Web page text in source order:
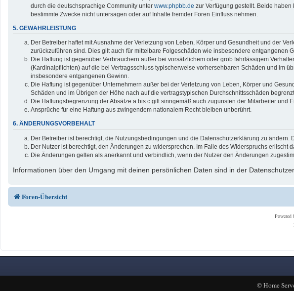
durch die deutschsprachige Community unter www.phpbb.de zur Verfügung gestellt. Beide
bestimmte Zwecke nicht untersagen oder auf Inhalte fremder Foren Einfluss nehmen.
5. GEWÄHRLEISTUNG
Der Betreiber haftet mit Ausnahme der Verletzung von Leben, Körper und Gesundheit und der
zurückzuführen sind. Dies gilt auch für mittelbare Folgeschäden wie insbesondere entgangenen
Die Haftung ist gegenüber Verbrauchern außer bei vorsätzlichem oder grob fahrlässigem
(Kardinalpflichten) auf die bei Vertragsschluss typischerweise vorhersehbaren Schäden und im
insbesondere entgangenen Gewinn.
Die Haftung ist gegenüber Unternehmern außer bei der Verletzung von Leben, Körper und
Schäden und im Übrigen der Höhe nach auf die vertragstypischen Durchschnittsschäden
Die Haftungsbegrenzung der Absätze a bis c gilt sinngemäß auch zugunsten der Mitarbeiter und
Ansprüche für eine Haftung aus zwingendem nationalem Recht bleiben unberührt.
6. ÄNDERUNGSVORBEHALT
Der Betreiber ist berechtigt, die Nutzungsbedingungen und die Datenschutzerklärung zu ändern.
Der Nutzer ist berechtigt, den Änderungen zu widersprechen. Im Falle des Widerspruchs
Die Änderungen gelten als anerkannt und verbindlich, wenn der Nutzer den Änderungen
Informationen über den Umgang mit deinen persönlichen Daten sind in der
Foren-Übersicht
Powered
©Home